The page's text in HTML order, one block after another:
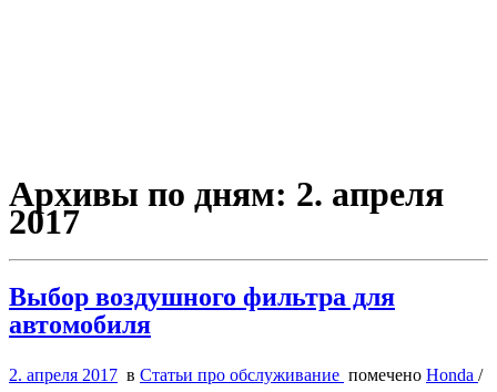
Архивы по дням: 2. апреля
2017
Выбор воздушного фильтра для
автомобиля
2. апреля 2017 в Статьи про обслуживание помечено Honda /